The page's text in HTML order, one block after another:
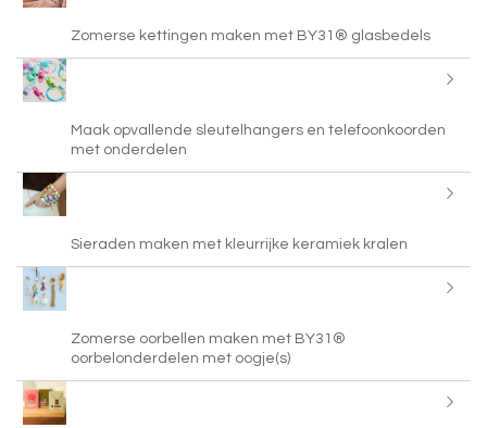
Zomerse kettingen maken met BY31® glasbedels
Maak opvallende sleutelhangers en telefoonkoorden
met onderdelen
Sieraden maken met kleurrijke keramiek kralen
Zomerse oorbellen maken met BY31®
oorbelonderdelen met oogje(s)